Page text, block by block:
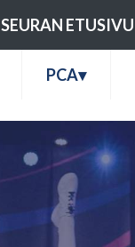
SEURAN ETUSIVU
PCA▾